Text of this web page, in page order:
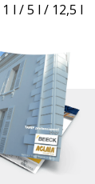
1 l / 5 l / 12,5 l